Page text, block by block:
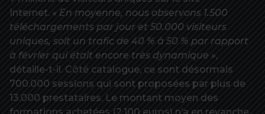
Internet. « En moyenne, nous observons 1.500
téléchargements par jour et 50.000 visiteurs
uniques, soit un trafic de 40 % à 50 % par rapport
à février qui était encore très dynamique »,
détaille-t-il. Côté catalogue, ce sont désormais
700.000 sessions qui sont proposées par plus de
13.000 prestataires. Le montant moyen des
formations achetées (2.100 euros) n’a en revanche